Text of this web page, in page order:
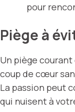
pour
Piège à
Un piège
coup de cœur
La passion peut
qui nuisent à